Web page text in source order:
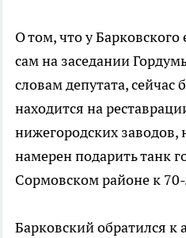
О том, что у Барковского
сам на заседании
словам депутата,
находится на
нижегородских
намерен подарить танк
Сормовском районе к
Барковский обратился к